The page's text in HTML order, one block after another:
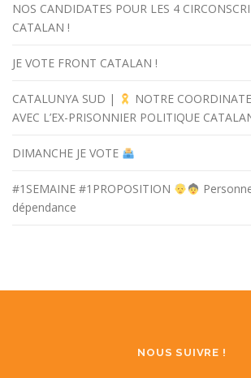
NOS CANDIDATES POUR LES 4
CATALAN !
JE VOTE FRONT CATALAN !
CATALUNYA SUD |
NOTRE
AVEC L’EX-PRISONNIER POLITIQUE
DIMANCHE JE VOTE
#1SEMAINE #1PROPOSITION
dépendance
NOUS SUIVRE !